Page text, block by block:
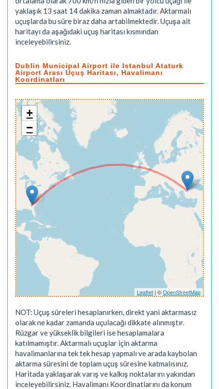
yaklaşık 13 saat 14 dakika zaman almaktadır. Aktarmalı
uçuşlarda bu süre biraz daha artabilmektedir. Uçuşa ait
haritayı da aşağıdaki uçuş haritası kısmından
inceleyebilirsiniz.
Dublin Municipal Airport ile Istanbul Ataturk
Airport Arası Uçuş Haritası, Havalimanı
Koordinatları
+
−
Leaflet | ©OpenStreetMap
NOT: Uçuş süreleri hesaplanırken, direkt yani aktarmasız
olarak ne kadar zamanda uçulacağı dikkate alınmıştır.
Rüzgar ve yükseklik bilgileri ise hesaplamalara
katılmamıştır. Aktarmalı uçuşlar için aktarma
havalimanlarına tek tek hesap yapmalı ve arada kaybolan
aktarma süresini de toplam uçuş süresine katmalısınız.
Haritada yaklaşarak varış ve kalkış noktalarını yakından
inceleyebilirsiniz. Havalimanı Koordinatlarını da konum